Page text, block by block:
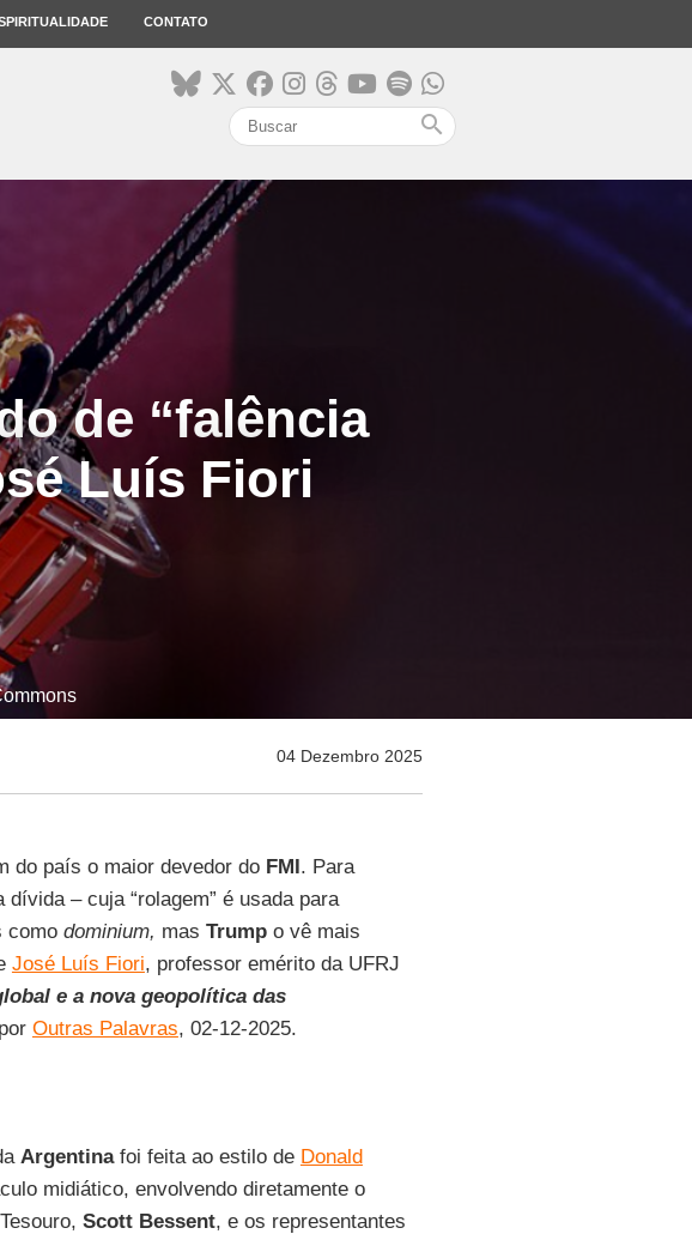
CONTATO
search
de “falência
Luís Fiori
04 Dezembro 2025
do país o maior devedor do FMI. Para
dívida – cuja “rolagem” é usada para
como dominium, mas Trumpo vê mais
José Luís Fiori, professor emérito da UFRJ
e a nova geopolítica das
Outras Palavras, 02-12-2025.
Argentinafoi feita ao estilo de Donald
midiático, envolvendo diretamente o
Scott Bessent, e os representantes